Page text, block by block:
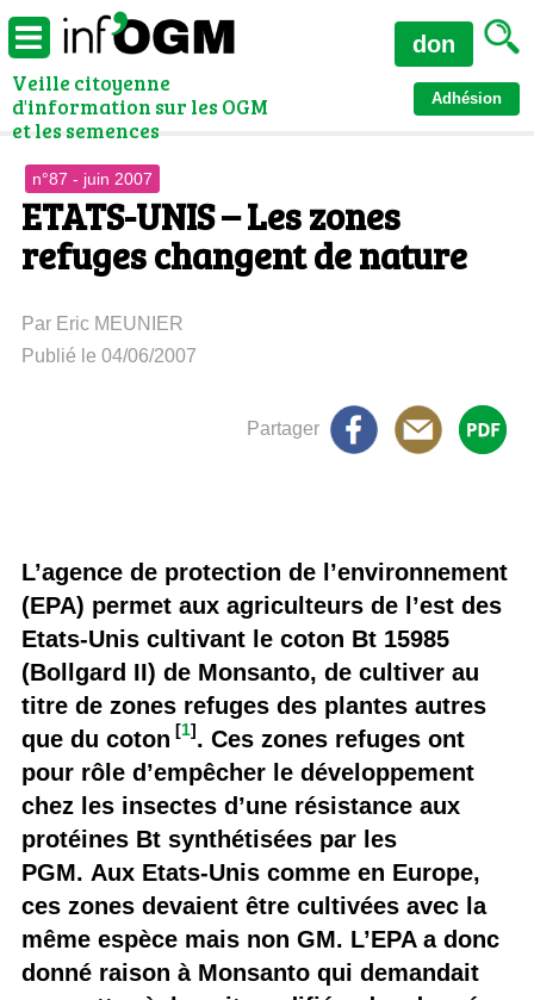
Veille citoyenne
d'information sur les OGM
et les semences
Adhésion
don
n°87 - juin 2007
ETATS-UNIS – Les zones
refuges changent de nature
Par Eric MEUNIER
Publié le 04/06/2007
Partager
L’agence de protection de l’environnement
(EPA) permet aux agriculteurs de l’est des
Etats-Unis cultivant le coton Bt 15985
(Bollgard II) de Monsanto, de cultiver au
titre de zones refuges des plantes autres
que du coton [1]. Ces zones refuges ont
pour rôle d’empêcher le développement
chez les insectes d’une résistance aux
protéines Bt synthétisées par les
PGM. Aux Etats-Unis comme en Europe,
ces zones devaient être cultivées avec la
même espèce mais non GM. L’EPA a donc
donné raison à Monsanto qui demandait